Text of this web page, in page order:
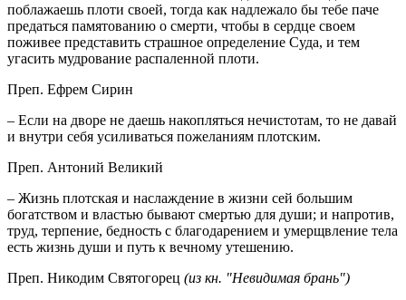
поблажаешь плоти своей, тогда как надлежало бы тебе паче
предаться памятованию о смерти, чтобы в сердце своем
поживее представить страшное определение Суда, и тем
угасить мудрование распаленной плоти.
Преп. Ефрем Сирин
– Если на дворе не даешь накопляться нечистотам, то не давай
и внутри себя усиливаться пожеланиям плотским.
Преп. Антоний Великий
– Жизнь плотская и наслаждение в жизни сей большим
богатством и властью бывают смертью для души; и напротив,
труд, терпение, бедность с благодарением и умерщвление тела
есть жизнь души и путь к вечному утешению.
Преп. Никодим Святогорец (из кн. "Невидимая брань")